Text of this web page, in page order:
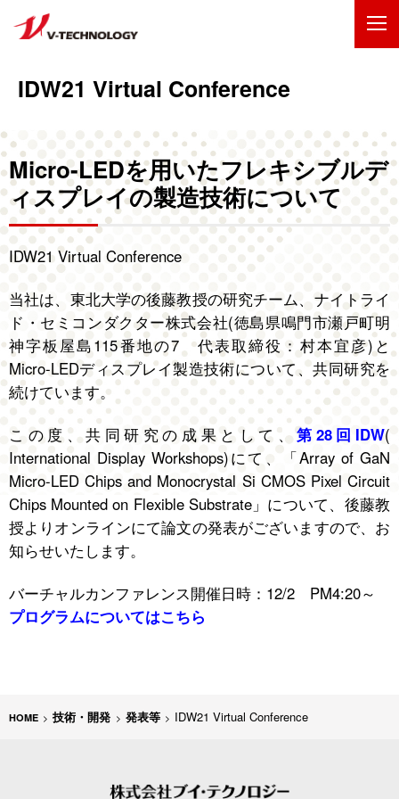
IDW21 Virtual Conference
Micro-LEDを用いたフレキシブルデ
ィスプレイの製造技術について
IDW21 Virtual Conference
当社は、東北大学の後藤教授の研究チーム、ナイトライ
ド・セミコンダクター株式会社(徳島県鳴門市瀬戸町明
神字板屋島115番地の7 代表取締役：村本宜彦)と
Micro-LEDディスプレイ製造技術について、共同研究を
続けています。
この度、共同研究の成果として、第28回IDW(
International Display Workshops)にて、「Array of GaN
Micro-LED Chips and Monocrystal Si CMOS Pixel Circuit
Chips Mounted on Flexible Substrate」について、後藤教
授よりオンラインにて論文の発表がございますので、お
知らせいたします。
バーチャルカンファレンス開催日時：12/2 PM4:20～
プログラムについてはこちら
IR情報
採用情報
技術・開発
お問い合わせ
サイトマップ
ENGLISH
技術・開発 発表等 IDW21 Virtual Conference